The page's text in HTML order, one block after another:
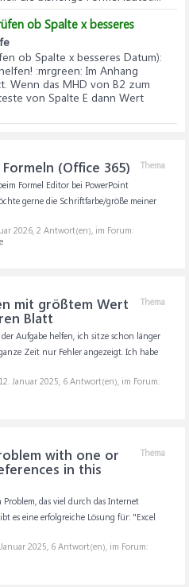
ob Spalte x besseres
ob Spalte x besseres Datum):
:mrgreen: Im Anhang
Wenn das MHD von B2 zum
von Spalte E dann Wert
Thema
(Office 365)
Formel Editor bei PowerPoint
gerne die Schriftfarbe/größe meiner
2026 , 2 Antwort(en), im Forum:
Thema
mit größtem Wert
Blatt
Aufgabe helfen, ich sitze schon länger
Zeit nur Fehler angezeigt. Ich habe
12. Januar 2025 , 6 Antwort(en), im Forum:
Thema
with one or
in this
Problem, das viel durch das Internet
es eine erfolgreiche Lösung für: "Excel
2025 , 6 Antwort(en), im Forum: